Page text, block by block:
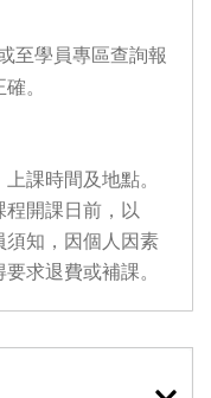
至學員專區查詢報
。
課時間及地點。
開課日前，以
須知，因個人因素
求退費或補課。